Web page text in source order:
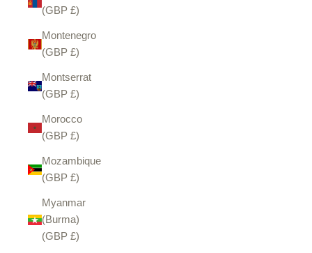
(GBP £)
Montenegro
(GBP £)
Montserrat
(GBP £)
Morocco
(GBP £)
Mozambique
(GBP £)
Myanmar
(Burma)
(GBP £)